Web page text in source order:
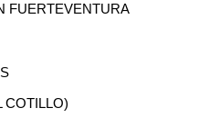
FUERTEVENTURA
COTILLO)